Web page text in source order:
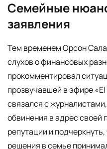
Семейные
заявления
Тем временем Орсон
слухов о финансовых
прокомментировал
прозвучавшей в эфире
связался с
обвинения в адрес своей
репутации и
решения в семье